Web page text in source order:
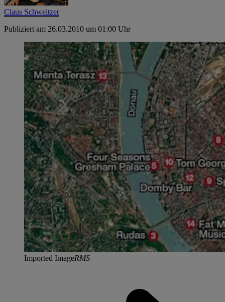
Claus Schweitzer
Publiziert am 26.03.2010 um 01:00 Uhr
Imported ImageRMS